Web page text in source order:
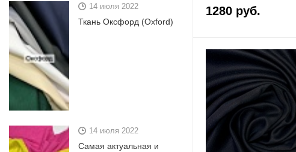
14 июля 2022
Ткань Оксфорд (Oxford)
14 июля 2022
Самая актуальная и
1280 руб.